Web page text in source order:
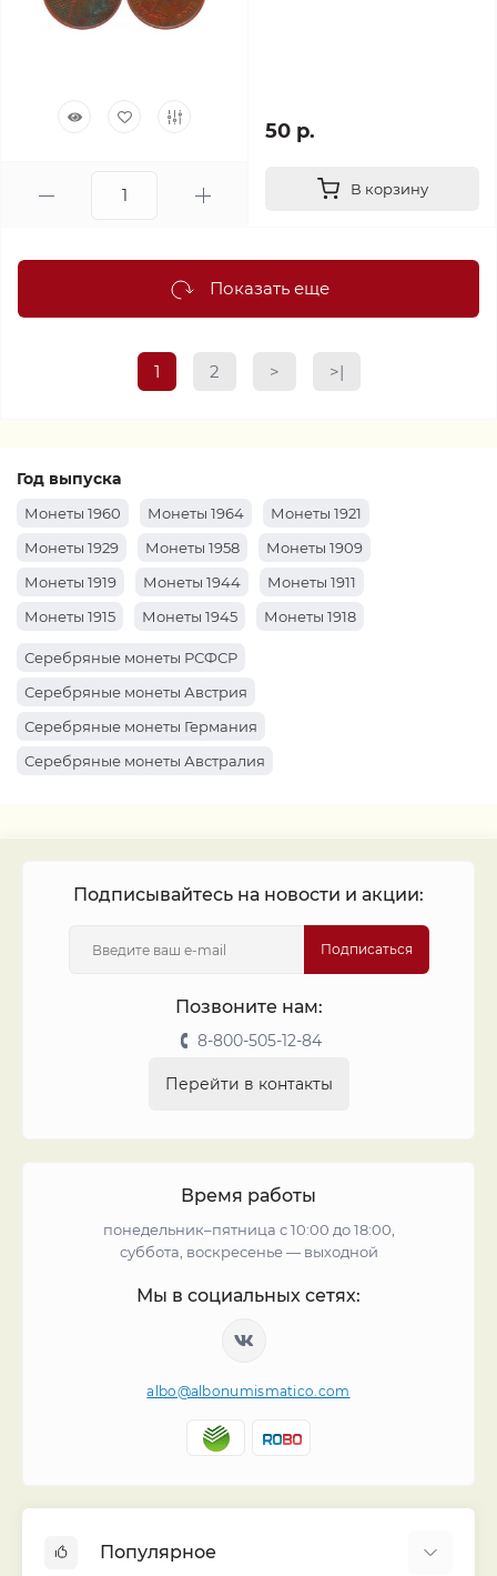
50 р.
В корзину
Показать еще
1 2 > >|
Год выпуска
Монеты 1960 Монеты 1964
Монеты 1921
Монеты 1929
Монеты 1958
Монеты 1909
Монеты 1919
Монеты 1944
Монеты 1911
Монеты 1915
Монеты 1945
Монеты 1918
Монеты 1941
Монеты 1914
Монеты 1959
Монеты 1904
Монеты 1961
Монеты 1934
Монеты 1922
Монеты 1963
Серебряные монеты РСФСР
Серебряные монеты Австрия
Серебряные монеты Германия
Серебряные монеты Австралия
Подписывайтесь на новости и акции:
Подписаться
Позвоните нам:
8-800-505-12-84
Перейти в контакты
Время работы
понедельник–пятница с 10:00 до 18:00,
суббота, воскресенье — выходной
Мы в социальных сетях:
albo@albonumismatico.com
Популярное